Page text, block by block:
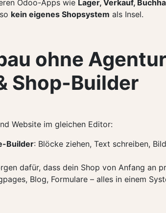
Odoo-Apps wie Lager, Verkauf,
kein eigenes Shopsystem als Insel.
ohne
Shop-Builder
Website im gleichen Editor:
Builder: Blöcke ziehen, Text schreiben,
dafür, dass dein Shop von Anfang an
Blog, Formulare – alles in einem